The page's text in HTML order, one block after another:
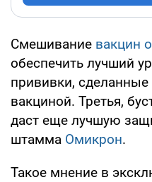
Смешивание вакцин
обеспечить лучший
прививки,
вакциной. Третья,
даст еще лучшую
штамма Омикрон.
Такое мнение в